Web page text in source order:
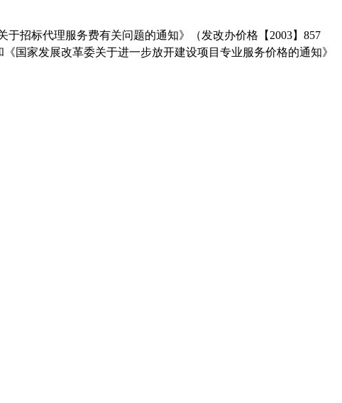
于招标代理服务费有关问题的通知》（发改办价格【2003】857
国家发展改革委关于进一步放开建设项目专业服务价格的通知》